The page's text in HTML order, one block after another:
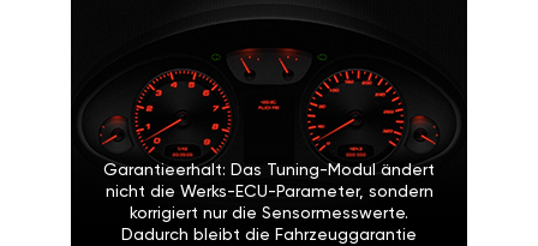
Garantieerhalt: Das Tuning-Modul ändert
nicht die Werks-ECU-Parameter, sondern
korrigiert nur die Sensormesswerte.
Dadurch bleibt die Fahrzeuggarantie